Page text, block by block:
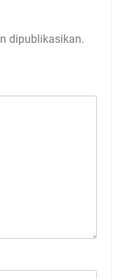
dipublikasikan.